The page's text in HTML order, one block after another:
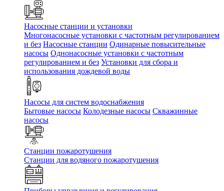
Насосные станции и установки
Многонасосные установки с частотным регулированием
и без Насосные станции Одинарные повысительные
насосы Однонасосные установки с частотным
регулированием и без Установки для сбора и
использования дождевой воды
Насосы для систем водоснабжения
Бытовые насосы Колодезные насосы Скважинные
насосы
Станции пожаротушения
Станции для водяного пожаротушения